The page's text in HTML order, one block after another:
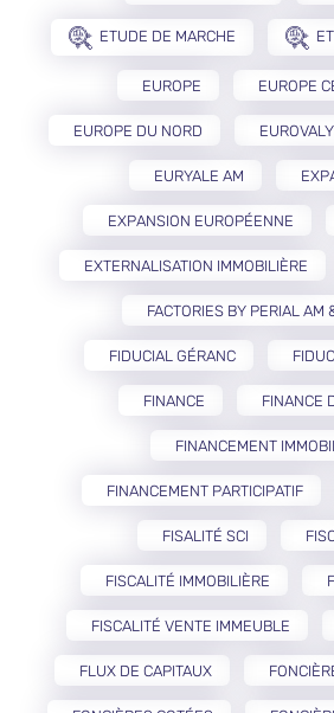
ETUDE DE MARCHE
EUROPE EUROPE
EUROPE DU NORD
EURYALE AM
EXPANSION EUROPÉENNE
EXTERNALISATION IMMOBILIÈRE
FACTORIES BY PERIAL AM
FIDUCIAL GÉRANC
FINANCE FINANCE
FINANCEMENT
FINANCEMENT PARTICIPATIF
FISALITÉ SCI
FISCALITÉ IMMOBILIÈRE
FISCALITÉ VENTE IMMEUBLE
FLUX DE CAPITAUX